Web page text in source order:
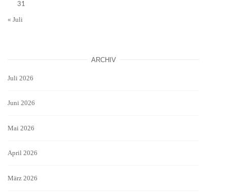
31
« Juli
ARCHIV
Juli 2026
Juni 2026
Mai 2026
April 2026
März 2026